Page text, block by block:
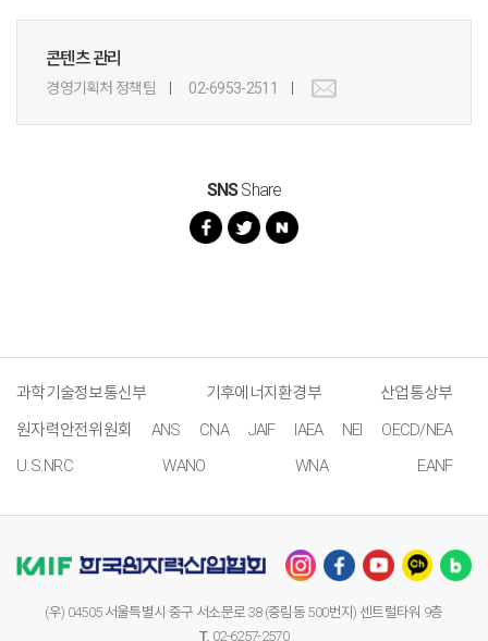
콘텐츠 관리
경영기획처 정책팀 02-6953-2511
SNSShare
과학기술정보통신부 기후에너지환경부
산업통상부
원자력안전위원회
ANS CNA JAIF IAEA NEI
OECD/NEA
U.S.NRC
WANO WNA EANF
(우) 04505 서울특별시 중구 서소문로 38 (중림동 500번지) 센트럴타워 9층
T. 02-6257-2570